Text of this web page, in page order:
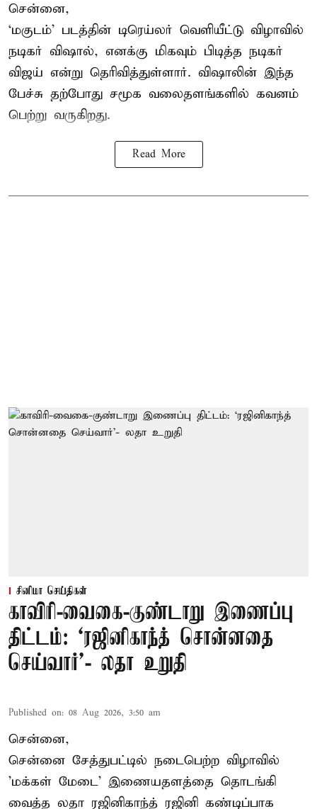
சென்னை,
‘மகுடம்’ படத்தின் டிரெய்லர் வெளியீட்டு விழாவில்
நடிகர் விஷால், எனக்கு மிகவும் பிடித்த நடிகர்
விஜய் என்று தெரிவித்துள்ளார். விஷாலின் இந்த
பேச்சு தற்போது சமூக வலைதளங்களில் கவனம்
பெற்று வருகிறது.
Read More
சினிமா செய்திகள்
காவிரி-வைகை-குண்டாறு இணைப்பு
திட்டம்: ‘ரஜினிகாந்த் சொன்னதை
செய்வார்’- லதா உறுதி
Published on: 08 Aug 2026, 3:50 am
சென்னை,
சென்னை சேத்துபட்டில் நடைபெற்ற விழாவில்
'மக்கள் மேடை' இணையதளத்தை தொடங்கி
வைத்த லதா ரஜினிகாந்த் ரஜினி கண்டிப்பாக